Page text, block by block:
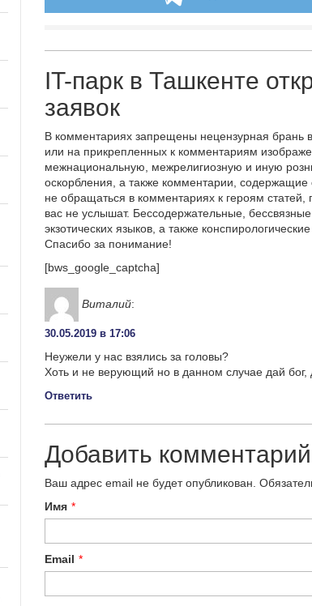
IT-парк в Ташкенте
заявок
В комментариях запрещены нецензурная брань
или на прикрепленных к комментариям
межнациональную, межрелигиозную и иную
оскорбления, а также комментарии,
не обращаться в комментариях к героям
вас не услышат. Бессодержательные,
экзотических языков, а также
Спасибо за понимание!
[bws_google_captcha]
Виталий:
30.05.2019 в 17:06
Неужели у нас взялись за головы?
Хоть и не верующий но в данном случае дай бог,
Ответить
Добавить комментарий
Ваш адрес email не будет опубликован.
Имя *
Email *